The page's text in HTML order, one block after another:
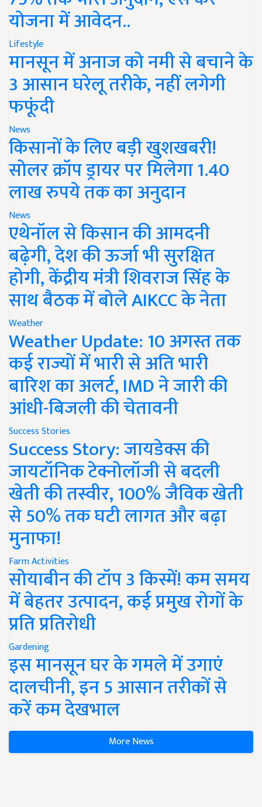
योजना में आवेदन..
Lifestyle
मानसून में अनाज को नमी से बचाने के
3 आसान घरेलू तरीके, नहीं लगेगी
फफूंदी
News
किसानों के लिए बड़ी खुशखबरी!
सोलर क्रॉप ड्रायर पर मिलेगा 1.40
लाख रुपये तक का अनुदान
News
एथेनॉल से किसान की आमदनी
बढ़ेगी, देश की ऊर्जा भी सुरक्षित
होगी, केंद्रीय मंत्री शिवराज सिंह के
साथ बैठक में बोले AIKCC के नेता
Weather
Weather Update: 10 अगस्त तक
कई राज्यों में भारी से अति भारी
बारिश का अलर्ट, IMD ने जारी की
आंधी-बिजली की चेतावनी
Success Stories
Success Story: जायडेक्स की
जायटॉनिक टेक्नोलॉजी से बदली
खेती की तस्वीर, 100% जैविक खेती
से 50% तक घटी लागत और बढ़ा
मुनाफा!
Farm Activities
सोयाबीन की टॉप 3 किस्में! कम समय
में बेहतर उत्पादन, कई प्रमुख रोगों के
प्रति प्रतिरोधी
Gardening
इस मानसून घर के गमले में उगाएं
दालचीनी, इन 5 आसान तरीकों से
करें कम देखभाल
More News